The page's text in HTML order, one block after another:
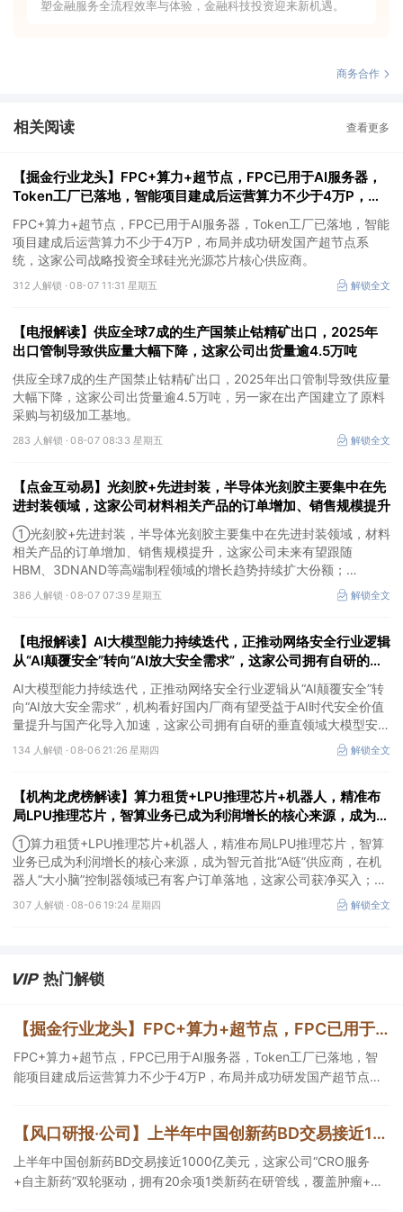
塑金融服务全流程效率与体验，金融科技投资迎来新机遇。
商务合作
相关阅读 查看更多
【掘金行业龙头】FPC+算力+超节点，FPC已用于AI服务器，
Token工厂已落地，智能项目建成后运营算力不少于4万P，这
家公司布局并成功研发国产超节点系统
FPC+算力+超节点，FPC已用于AI服务器，Token工厂已落地，智能
项目建成后运营算力不少于4万P，布局并成功研发国产超节点系
统，这家公司战略投资全球硅光光源芯片核心供应商。
312 人解锁 ·08-07 11:31 星期五 解锁全文
【电报解读】供应全球7成的生产国禁止钴精矿出口，2025年
出口管制导致供应量大幅下降，这家公司出货量逾4.5万吨
供应全球7成的生产国禁止钴精矿出口，2025年出口管制导致供应量
大幅下降，这家公司出货量逾4.5万吨，另一家在出产国建立了原料
采购与初级加工基地。
283 人解锁 ·08-07 08:33 星期五 解锁全文
【点金互动易】光刻胶+先进封装，半导体光刻胶主要集中在先
进封装领域，这家公司材料相关产品的订单增加、销售规模提升
①光刻胶+先进封装，半导体光刻胶主要集中在先进封装领域，材料
相关产品的订单增加、销售规模提升，这家公司未来有望跟随
HBM、3DNAND等高端制程领域的增长趋势持续扩大份额；
②华为+高速连接器，这家公司是深耕连接器国产核心骨干，高速互
联产品已对接导入国内头部AI服务器厂商，深度绑定华为供应链。
386 人解锁 ·08-07 07:39 星期五 解锁全文
【电报解读】AI大模型能力持续迭代，正推动网络安全行业逻辑
从“AI颠覆安全”转向“AI放大安全需求”，这家公司拥有自研的垂
直领域大模型安全GPT
AI大模型能力持续迭代，正推动网络安全行业逻辑从“AI颠覆安全”转
向“AI放大安全需求”，机构看好国内厂商有望受益于AI时代安全价值
量提升与国产化导入加速，这家公司拥有自研的垂直领域大模型安全
GPT，另一家在数据安全及网络安全上有完整的软硬件解决方案。
134 人解锁 ·08-06 21:26 星期四 解锁全文
【机构龙虎榜解读】算力租赁+LPU推理芯片+机器人，精准布
局LPU推理芯片，智算业务已成为利润增长的核心来源，成为智
元首批“A链”供应商，在机器人“大小脑”控制器领域已有客户订
单落地，这家公司获净买入
①算力租赁+LPU推理芯片+机器人，精准布局LPU推理芯片，智算
业务已成为利润增长的核心来源，成为智元首批“A链”供应商，在机
器人“大小脑”控制器领域已有客户订单落地，这家公司获净买入；
②AI安全+网络安全+华为鲲鹏+摘帽，以“AI+安全”为核心战略，推
出AI数据安全产品矩阵，自主研发的大数据AI应用平台、AI数据安全
307 人解锁 ·08-06 19:24 星期四 解锁全文
热门解锁
【掘金行业龙头】FPC+算力+超节点，FPC已用于AI服务器，Token工厂已落地，智能项目建成后运营算力不少于4万P，这家公司布局并成功研发国产超节点系统
FPC+算力+超节点，FPC已用于AI服务器，Token工厂已落地，智
能项目建成后运营算力不少于4万P，布局并成功研发国产超节点系
【风口研报·公司】上半年中国创新药BD交易接近1000亿美元，这家公司“CRO服务+自主新药”双轮驱动，拥有20余项1类新药在研管线，覆盖肿瘤+自免+疼痛管理等重大领域
上半年中国创新药BD交易接近1000亿美元，这家公司“CRO服务
+自主新药”双轮驱动，拥有20余项1类新药在研管线，覆盖肿瘤+自